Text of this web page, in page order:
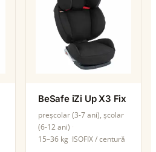
BeSafe iZi Up X3 Fix
preșcolar (3-7 ani), școlar
(6-12 ani)
15–36 kg ISOFIX / centură